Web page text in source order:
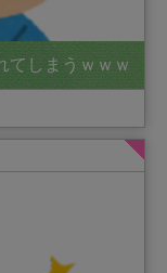
てしまうｗｗｗ